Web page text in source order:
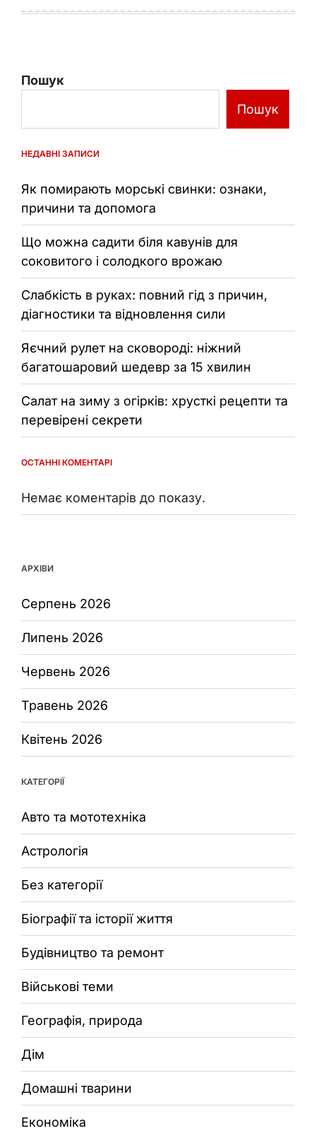
Пошук
Пошук
НЕДАВНІ ЗАПИСИ
Як помирають морські свинки: ознаки,
причини та допомога
Що можна садити біля кавунів для
соковитого і солодкого врожаю
Слабкість в руках: повний гід з причин,
діагностики та відновлення сили
Яєчний рулет на сковороді: ніжний
багатошаровий шедевр за 15 хвилин
Салат на зиму з огірків: хрусткі рецепти та
перевірені секрети
ОСТАННІ КОМЕНТАРІ
Немає коментарів до показу.
АРХІВИ
Серпень 2026
Липень 2026
Червень 2026
Травень 2026
Квітень 2026
КАТЕГОРІЇ
Авто та мототехніка
Астрологія
Без категорії
Біографії та історії життя
Будівництво та ремонт
Військові теми
Географія, природа
Дім
Домашні тварини
Економіка